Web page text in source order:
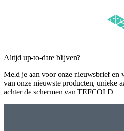
Altijd up-to-date blijven?
Meld je aan voor onze nieuwsbrief en
van onze nieuwste producten, unieke
achter de schermen van TEFCOLD.